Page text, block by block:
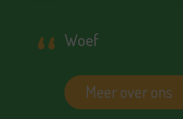
Woef
Meer over ons